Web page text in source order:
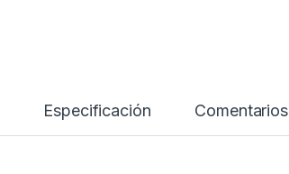
Especificación Comentarios